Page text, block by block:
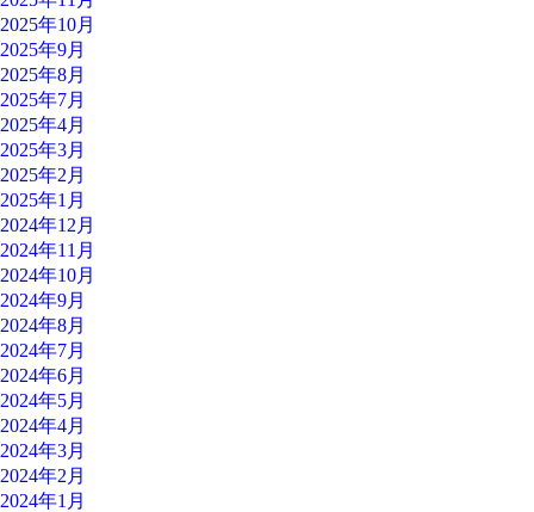
2025年10月
2025年9月
2025年8月
2025年7月
2025年4月
2025年3月
2025年2月
2025年1月
2024年12月
2024年11月
2024年10月
2024年9月
2024年8月
2024年7月
2024年6月
2024年5月
2024年4月
2024年3月
2024年2月
2024年1月